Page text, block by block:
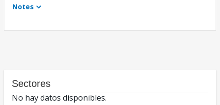
Notes
Sectores
No hay datos disponibles.